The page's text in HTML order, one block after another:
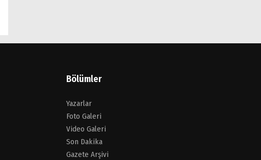
Bölümler
Yazarlar
Foto Galeri
Video Galeri
Son Dakika
Gazete Arşivi